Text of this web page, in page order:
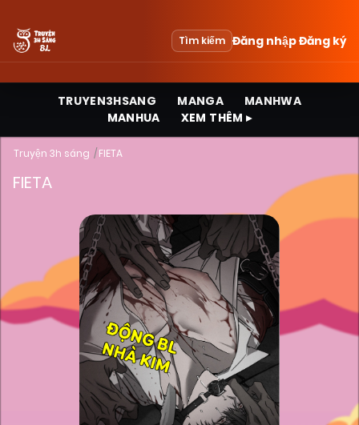
Tìm kiếm Đăng nhậpĐăng ký
TRUYEN3HSANG MANGA
MANHWA
MANHUA
XEM THÊM ▸
Truyện 3h sáng FIETA
FIETA